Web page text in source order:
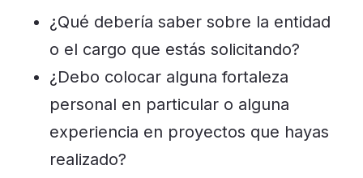
¿Qué debería saber sobre la entidad
o el cargo que estás solicitando?
¿Debo colocar alguna fortaleza
personal en particular o alguna
experiencia en proyectos que hayas
realizado?